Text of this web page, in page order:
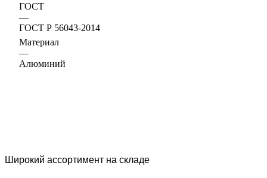
ГОСТ
—
ГОСТ Р 56043-2014
Материал
—
Алюминий
Широкий ассортимент на складе